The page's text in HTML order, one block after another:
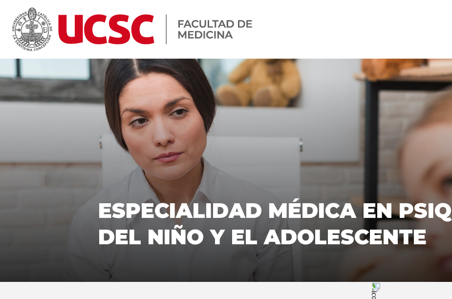
Home » Especialidad Médica en Psiquiatría del Niño y el Adolescente
ESPECIALIDAD MÉDICA EN
DEL NIÑO Y EL ADOLESCENTE